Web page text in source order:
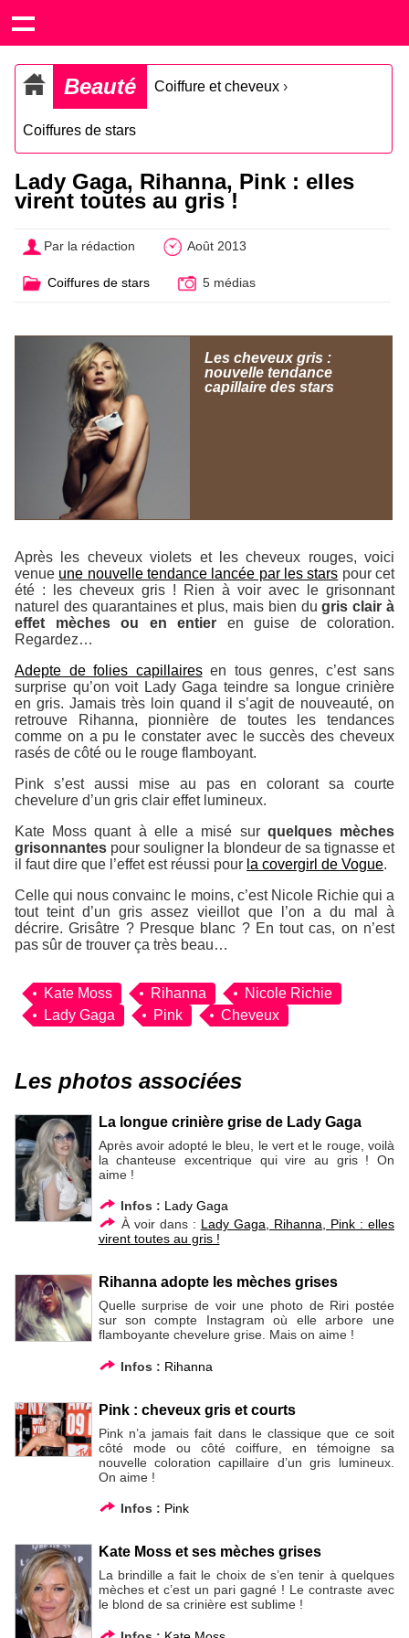
Beauté Coiffure et cheveux ›
Coiffures de stars
Lady Gaga, Rihanna, Pink : elles
virent toutes au gris !
Par la rédaction Août 2013
Coiffures de stars 5 médias
Les cheveux gris :
nouvelle tendance
capillaire des stars
Après les cheveux violets et les cheveux rouges, voici
venue une nouvelle tendance lancée par les stars pour cet
été : les cheveux gris ! Rien à voir avec le grisonnant
naturel des quarantaines et plus, mais bien dugris clair à
effet mèches ou en entier en guise de coloration.
Regardez…
Adepte de folies capillairesen tous genres, c’est sans
surprise qu’on voit Lady Gaga teindre sa longue crinière
en gris. Jamais très loin quand il s’agit de nouveauté, on
retrouve Rihanna, pionnière de toutes les tendances
comme on a pu le constater avec le succès des cheveux
rasés de côté ou le rouge flamboyant.
Pink s’est aussi mise au pas en colorant sa courte
chevelure d’un gris clair effet lumineux.
Kate Moss quant à elle a misé sur quelques mèches
grisonnantes pour souligner la blondeur de sa tignasse et
il faut dire que l’effet est réussi pour la covergirl de Vogue.
Celle qui nous convainc le moins, c’est Nicole Richie qui a
tout teint d’un gris assez vieillot que l’on a du mal à
décrire. Grisâtre ? Presque blanc ? En tout cas, on n’est
pas sûr de trouver ça très beau…
Kate Moss Rihanna
Nicole Richie
Lady Gaga
Pink Cheveux
Les photos associées
La longue crinière grise de Lady Gaga
Après avoir adopté le bleu, le vert et le rouge, voilà
la chanteuse excentrique qui vire au gris ! On
aime !
Infos : Lady Gaga
À voir dans : Lady Gaga, Rihanna, Pink : elles
virent toutes au gris !
Rihanna adopte les mèches grises
Quelle surprise de voir une photo de Riri postée
sur son compte Instagram où elle arbore une
flamboyante chevelure grise. Mais on aime !
Infos : Rihanna
Pink : cheveux gris et courts
Pink n’a jamais fait dans le classique que ce soit
côté mode ou côté coiffure, en témoigne sa
nouvelle coloration capillaire d’un gris lumineux.
On aime !
Infos : Pink
Kate Moss et ses mèches grises
La brindille a fait le choix de s’en tenir à quelques
mèches et c’est un pari gagné ! Le contraste avec
le blond de sa crinière est sublime !